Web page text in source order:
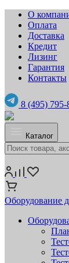
О
Оплата
Доставка
Кредит
Лизинг
Гарантия
Контакты
8 (495) 795-
Каталог
Оборудование